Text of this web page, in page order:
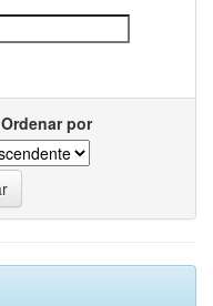
Ordenar por